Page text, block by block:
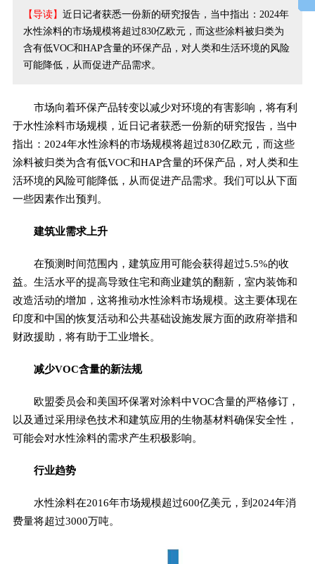
【导读】 近日记者获悉一份新的研究报告，当中指出：2024年
水性涂料的市场规模将超过830亿欧元，而这些涂料被归类为
含有低VOC和HAP含量的环保产品，对人类和生活环境的风险
可能降低，从而促进产品需求。
市场向着环保产品转变以减少对环境的有害影响，将有利
于水性涂料市场规模，近日记者获悉一份新的研究报告，当中
指出：2024年水性涂料的市场规模将超过830亿欧元，而这些
涂料被归类为含有低VOC和HAP含量的环保产品，对人类和生
活环境的风险可能降低，从而促进产品需求。我们可以从下面
一些因素作出预判。
建筑业需求上升
在预测时间范围内，建筑应用可能会获得超过5.5%的收
益。生活水平的提高导致住宅和商业建筑的翻新，室内装饰和
改造活动的增加，这将推动水性涂料市场规模。这主要体现在
印度和中国的恢复活动和公共基础设施发展方面的政府举措和
财政援助，将有助于工业增长。
减少VOC含量的新法规
欧盟委员会和美国环保署对涂料中VOC含量的严格修订，
以及通过采用绿色技术和建筑应用的生物基材料确保安全性，
可能会对水性涂料的需求产生积极影响。
行业趋势
水性涂料在2016年市场规模超过600亿美元，到2024年消
费量将超过3000万吨。